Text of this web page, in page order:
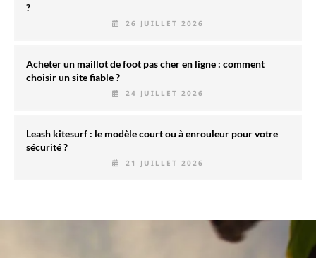
?
26 JUILLET 2026
Acheter un maillot de foot pas cher en ligne : comment
choisir un site fiable ?
24 JUILLET 2026
Leash kitesurf : le modèle court ou à enrouleur pour votre
sécurité ?
21 JUILLET 2026